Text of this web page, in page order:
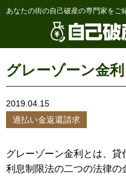
あなたの街の自己破産の専門家をご
グレーゾーン金利
2019.04.15
過払い金返還請求
グレーゾーン金利とは、貸
利息制限法の二つの法律の